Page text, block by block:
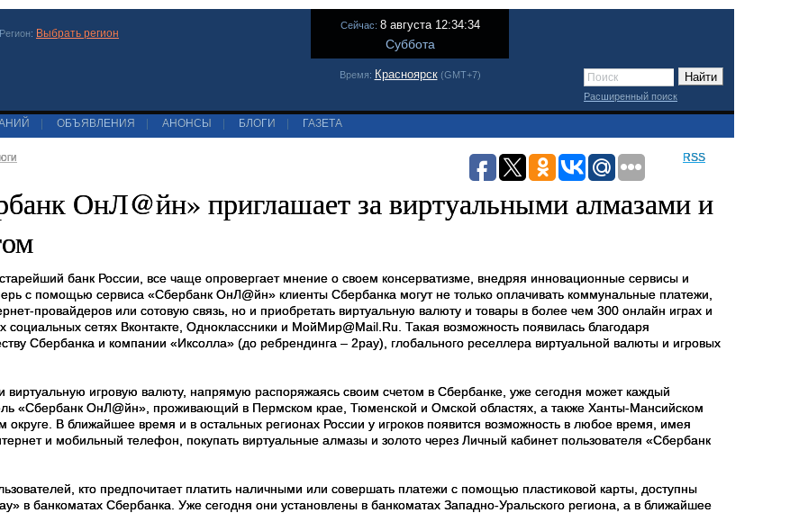
Регион: Выбрать регион
Сейчас: 8 августа 12:34:34
Суббота
Время: Красноярск(GMT+7)
Расширенный поиск
ОБЪЯВЛЕНИЯ АНОНСЫ БЛОГИ ГАЗЕТА
RSS
ОнЛ@йн» приглашает за виртуальными алмазами и
банк России, все чаще опровергает мнение о своем консерватизме, внедряя инновационные сервисы и
с помощью сервиса «Сбербанк ОнЛ@йн» клиенты Сбербанка могут не только оплачивать коммунальные платежи,
провайдеров или сотовую связь, но и приобретать виртуальную валюту и товары в более чем 300 онлайн играх и
социальных сетях Вконтакте, Одноклассники и МойМир@Mail.Ru. Такая возможность появилась благодаря
Сбербанка и компании «Иксолла» (до ребрендинга – 2pay), глобального реселлера виртуальной валюты и игровых
виртуальную игровую валюту, напрямую распоряжаясь своим счетом в Сбербанке, уже сегодня может каждый
«Сбербанк ОнЛ@йн», проживающий в Пермском крае, Тюменской и Омской областях, а также Ханты-Мансийском
округе. В ближайшее время и в остальных регионах России у игроков появится возможность в любое время, имея
и мобильный телефон, покупать виртуальные алмазы и золото через Личный кабинет пользователя «Сбербанк
кто предпочитает платить наличными или совершать платежи с помощью пластиковой карты, доступны
в банкоматах Сбербанка. Уже сегодня они установлены в банкоматах Западно-Уральского региона, а в ближайшее